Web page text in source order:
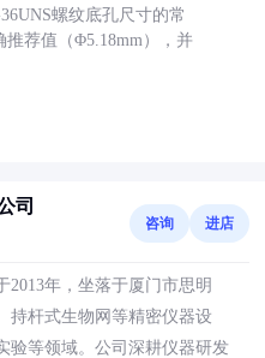
螺纹底孔尺寸的常
推荐值（Φ5.18mm），并
司
咨询 进店
2013年，坐落于厦门市思明
持杆式生物网等精密仪器设
验等领域。公司深耕仪器研发